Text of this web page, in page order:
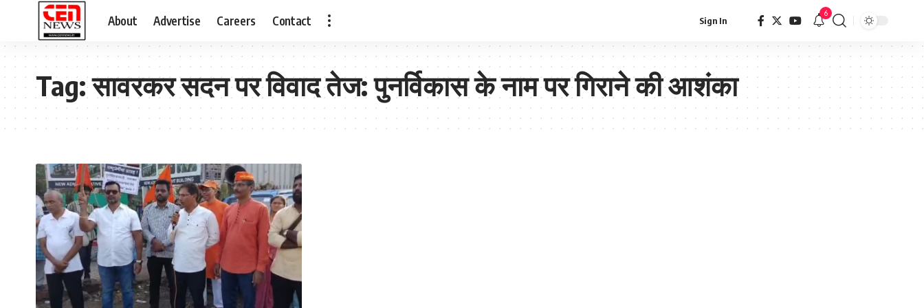
About Advertise Careers Contact Sign In
6
Tag:सावरकर सदन पर विवाद तेज: पुनर्विकास के नाम पर गिराने की आशंका